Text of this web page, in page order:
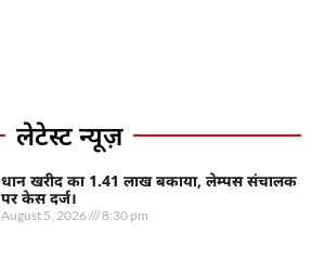
लेटेस्ट न्यूज़
धान खरीद का 1.41 लाख बकाया, लेम्पस संचालक
पर केस दर्ज।
August 5, 2026 8:30 pm